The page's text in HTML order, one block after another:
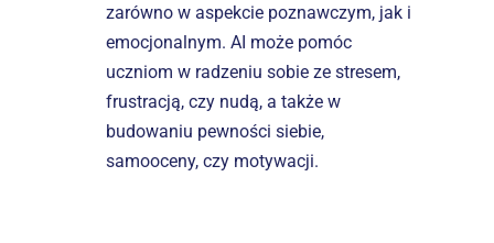
zarówno w aspekcie poznawczym, jak i
emocjonalnym. AI może pomóc
uczniom w radzeniu sobie ze stresem,
frustracją, czy nudą, a także w
budowaniu pewności siebie,
samooceny, czy motywacji.